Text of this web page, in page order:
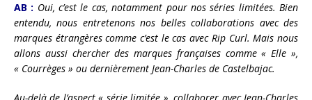
AB : Oui, c’est le cas, notamment pour nos séries limitées. Bien
entendu, nous entretenons nos belles collaborations avec des
marques étrangères comme c’est le cas avec Rip Curl. Mais nous
allons aussi chercher des marques françaises comme « Elle »,
« Courrèges » ou dernièrement Jean-Charles de Castelbajac.